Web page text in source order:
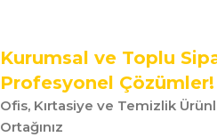
Kurumsal ve Toplu
Profesyonel Çözümler!
Ofis, Kırtasiye ve Temizlik
Ortağınız